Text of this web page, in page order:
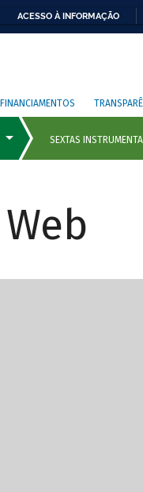
ACESSO À INFORMAÇÃO
FINANCIAMENTOS